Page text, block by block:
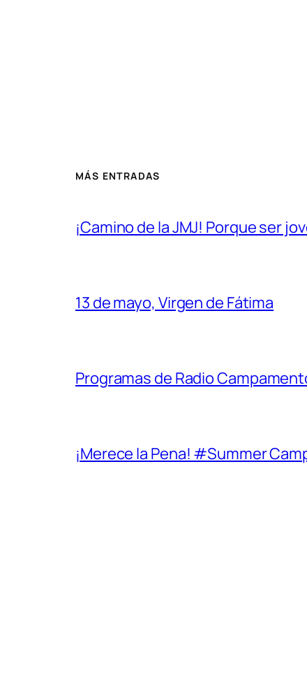
MÁS ENTRADAS
¡Camino de la JMJ! Porque ser
13 de mayo, Virgen de Fátima
Programas de Radio
¡Merece la Pena! #Summer